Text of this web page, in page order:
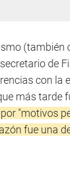
(también
de
con
más tarde
"motivos
fue una